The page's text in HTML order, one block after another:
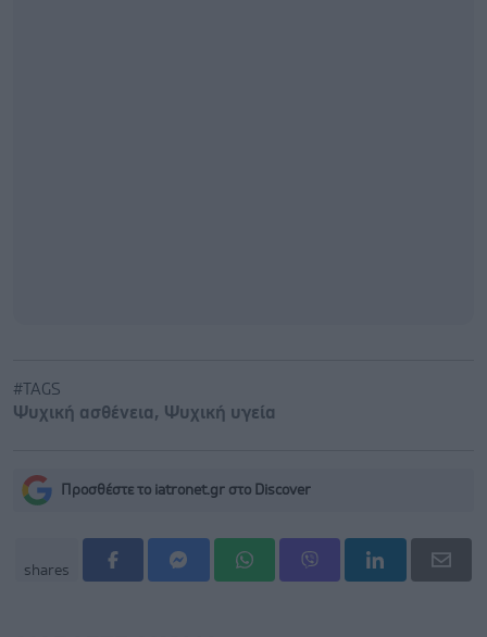
#TAGS
Ψυχική ασθένεια, Ψυχική υγεία
Προσθέστε το iatronet.gr στο Discover
shares